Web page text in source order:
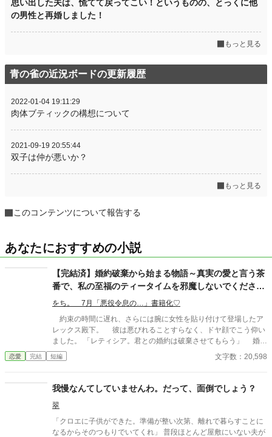
思い出した夫は、慌てて戻ってこい！というものの、とっくに他
の男性と再婚しました！
もっと見る
青の雀の近況ボードの更新履歴
2022-01-04 19:11:29
肉体ブティックの構想について
2021-09-19 20:55:44
双子は仲が悪いか？
もっと見る
このコンテンツについて報告する
あなたにおすすめの小説
【完結済】婚約破棄から始まる物語～真実の愛と言う茶
番で、私の至福のティータイムを邪魔しないでください
な
をち。 7月「悪役令息の…」書籍化♡
約束の時間に遅れ、さらには腕に女性を貼り付けて登場したア
レックス殿下。 彼は悪びれることすらなく、ドヤ顔でこう仰い
ました。 「レティシア。君との婚約は破棄させてもらう」 婚約
者の義務としての定例のお茶会。まずは遅れたことに謝罪するの
が筋なのでは？ １時間も待たせたあげく、開口一番それですか？
しら？ 婚約破棄の正当な理由はあるのですか？ 1話完結です。 定
番の婚約破棄から始まるザマァを書いてみました。
恋愛 完結 短編 文字数：20,598
我慢なんてしていませんわ。だって、面倒でしょう？
翠
「クロエに子供ができた。準備が整い次第、離れで暮らすことに
なるからそのつもりでいてくれ」 普段ほとんど屋敷にいない夫が